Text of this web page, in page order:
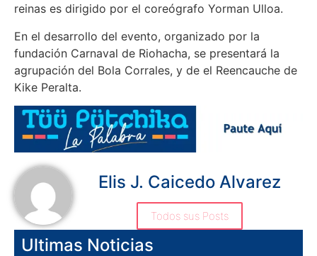
reinas es dirigido por el coreógrafo Yorman Ulloa.
En el desarrollo del evento, organizado por la
fundación Carnaval de Riohacha, se presentará la
agrupación del Bola Corrales, y de el Reencauche de
Kike Peralta.
Elis J. Caicedo Alvarez
Todos sus Posts
Ultimas Noticias